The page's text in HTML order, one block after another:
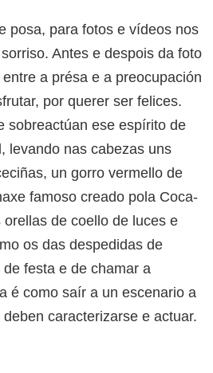
posa, para fotos e vídeos nos
Antes e despois da foto
a présa e a preocupación
por querer ser felices.
sobreactúan ese espírito de
levando nas cabezas uns
un gorro vermello de
famoso creado pola Coca-
de coello de luces e
os das despedidas de
festa e de chamar a
é como saír a un escenario a
caracterizarse e actuar.